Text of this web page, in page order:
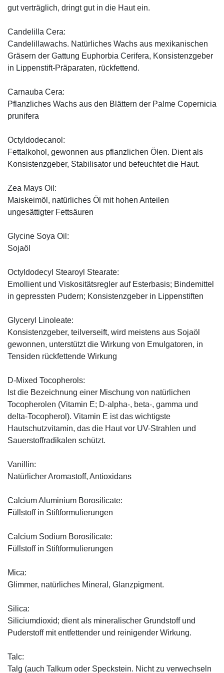
gut verträglich, dringt gut in die Haut ein.
Candelilla Cera:
Candelillawachs. Natürliches Wachs aus mexikanischen
Gräsern der Gattung Euphorbia Cerifera, Konsistenzgeber
in Lippenstift-Präparaten, rückfettend.
Carnauba Cera:
Pflanzliches Wachs aus den Blättern der Palme Copernicia
prunifera
Octyldodecanol:
Fettalkohol, gewonnen aus pflanzlichen Ölen. Dient als
Konsistenzgeber, Stabilisator und befeuchtet die Haut.
Zea Mays Oil:
Maiskeimöl, natürliches Öl mit hohen Anteilen
ungesättigter Fettsäuren
Glycine Soya Oil:
Sojaöl
Octyldodecyl Stearoyl Stearate:
Emollient und Viskositätsregler auf Esterbasis; Bindemittel
in gepressten Pudern; Konsistenzgeber in Lippenstiften
Glyceryl Linoleate:
Konsistenzgeber, teilverseift, wird meistens aus Sojaöl
gewonnen, unterstützt die Wirkung von Emulgatoren, in
Tensiden rückfettende Wirkung
D-Mixed Tocopherols:
Ist die Bezeichnung einer Mischung von natürlichen
Tocopherolen (Vitamin E; D-alpha-, beta-, gamma und
delta-Tocopherol). Vitamin E ist das wichtigste
Hautschutzvitamin, das die Haut vor UV-Strahlen und
Sauerstoffradikalen schützt.
Vanillin:
Natürlicher Aromastoff, Antioxidans
Calcium Aluminium Borosilicate:
Füllstoff in Stiftformulierungen
Calcium Sodium Borosilicate:
Füllstoff in Stiftformulierungen
Mica:
Glimmer, natürliches Mineral, Glanzpigment.
Silica:
Siliciumdioxid; dient als mineralischer Grundstoff und
Puderstoff mit entfettender und reinigender Wirkung.
Talc:
Talg (auch Talkum oder Speckstein. Nicht zu verwechseln